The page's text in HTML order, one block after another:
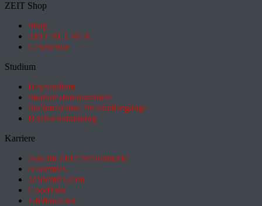
ZEIT Shop
Shop
ZEIT BÜCHER
Geschenke
Studium
HeyStudium
Studium-Interessentest
Suchmaschine für Studiengänge
Hochschulranking
Karriere
Jobs im ZEIT Stellenmarkt
academics
academics.com
GoodJobs
e-fellows.net